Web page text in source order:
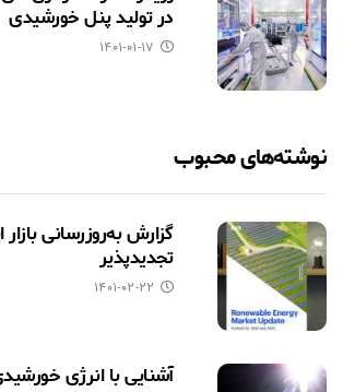
در تولید پنل خورشیدی
۱۴۰۱-۰۱-۱۷
نوشته‌های محبوب
گزارش به‌روزرسانی
تجدیدپذیر
۱۴۰۱-۰۲-۲۲
آشنایی با انرژی